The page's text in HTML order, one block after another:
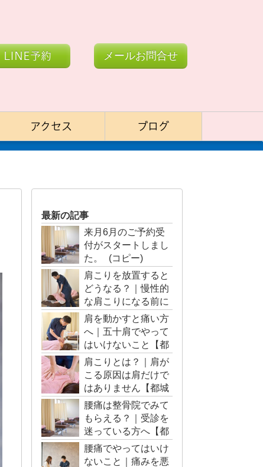
LINE予約 メールお問合せ
アクセス ブログ
最新の記事
来月6月のご予約受
付がスタートしまし
た。 (コピー)
肩こりを放置すると
どうなる？｜慢性的
な肩こりになる前に
【都城市・三股町】
肩を動かすと痛い方
へ｜五十肩でやって
はいけないこと【都
城市・三股町】
肩こりとは？｜肩が
こる原因は肩だけで
はありません【都城
市・三股町】
腰痛は整骨院でみて
もらえる？｜受診を
迷っている方へ【都
城市・三股町】
腰痛でやってはいけ
ないこと｜痛みを悪